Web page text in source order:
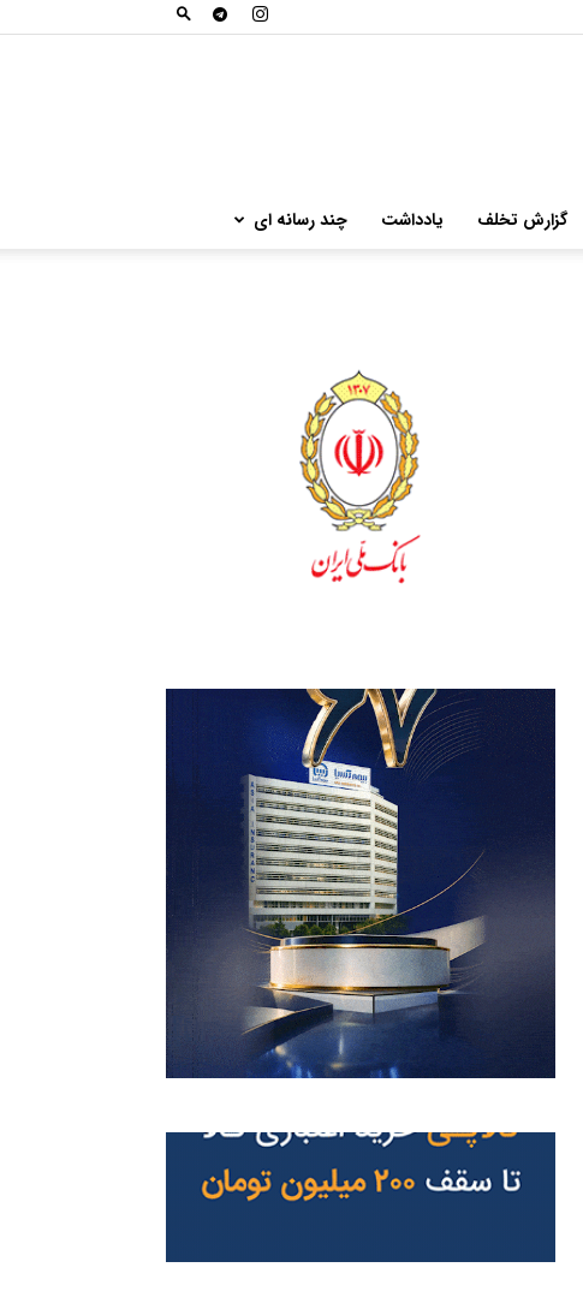
گزارش تخلف یادداشت چند رسانه ای